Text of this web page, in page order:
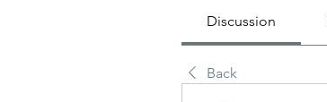
Discussion
Back